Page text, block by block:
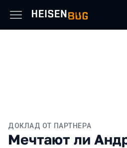
ДОКЛАД ОТ ПАРТНЕРА
Мечтают ли